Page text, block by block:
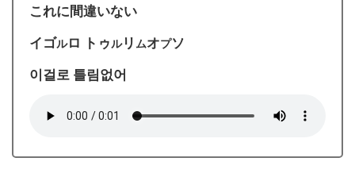
これに間違いない
イゴルロ トゥルリ ムオプソ
이걸로 틀림없어